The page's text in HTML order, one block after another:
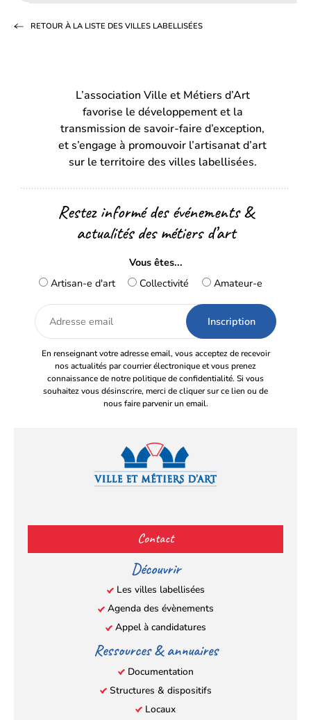
un
onglet)onglet)
RETOUR À LA LISTE DES VILLES LABELLISÉES
L’association Ville et Métiers d’Art
favorise le développement et la
transmission de savoir-faire d’exception,
et s’engage à promouvoir l’artisanat d’art
sur le territoire des villes labellisées.
Restez informé des événements &
actualités des métiers d’art
Vous êtes...
Artisan-e d'art
Collectivité Amateur-e
Adresse
email
En renseignant votre adresse email, vous acceptez de recevoir
nos actualités par courrier électronique et vous prenez
connaissance de notre politique de confidentialité. Si vous
souhaitez vous désinscrire, merci de cliquer sur ce lien ou de
nous faire parvenir un email.
(s’ouvre
dans
un
nouvel
onglet)
(s’ouvre
dans
un
nouvel
onglet)
(s’ouvre
dans
un
nouvel
onglet)
(s’ouvre
un
nouvel
onglet)
Contact
Découvrir
Les villes labellisées
Agenda des évènements
Appel à candidatures
Ressources & annuaires
Documentation
Structures & dispositifs
Locaux